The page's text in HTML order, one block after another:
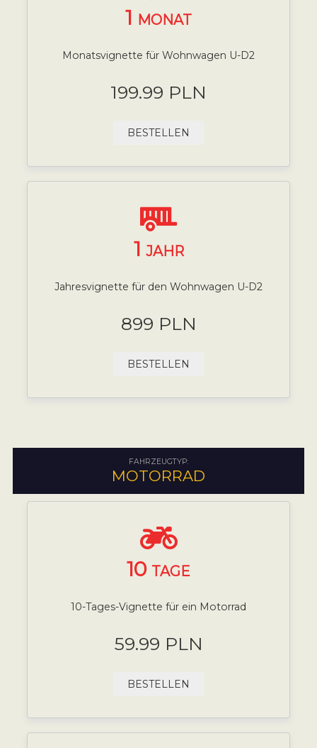
1 MONAT
Monatsvignette für Wohnwagen U-D2
199.99 PLN
BESTELLEN
1 JAHR
Jahresvignette für den Wohnwagen U-D2
899 PLN
BESTELLEN
FAHRZEUGTYP:
MOTORRAD
10 TAGE
10-Tages-Vignette für ein Motorrad
59.99 PLN
BESTELLEN